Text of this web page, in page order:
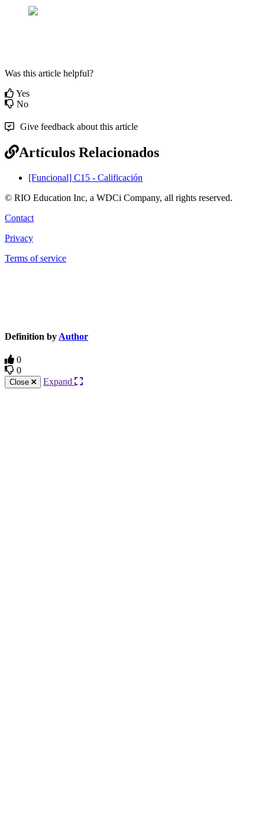
Was this article helpful?
Yes
No
Give feedback about this article
Artículos Relacionados
[Funcional] C15 - Calificación
© RIO Education Inc, a WDCi Company, all rights reserved.
Contact
Privacy
Terms of service
Definition by Author
0
0
Close Expand